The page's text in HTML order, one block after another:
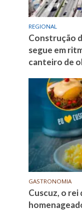
REGIONAL
Construção
segue em
canteiro de
GASTRONOMIA
Cuscuz, o rei